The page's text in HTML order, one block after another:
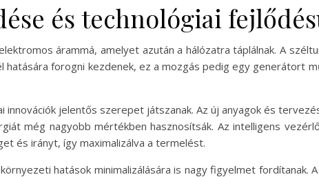
és technológiai
árammá, amelyet azután a hálózatra táplálnak. A
forogni kezdenek, ez a mozgás pedig egy generátort
jelentős szerepet játszanak. Az új anyagok és
még nagyobb mértékben hasznosítsák. Az intelligens
és irányt, így maximalizálva a termelést.
hatások minimalizálására is nagy figyelmet fordítanak.